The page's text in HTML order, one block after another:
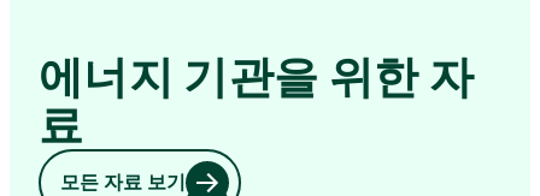
에너지 기관을 위한 자
료
모든 자료 보기